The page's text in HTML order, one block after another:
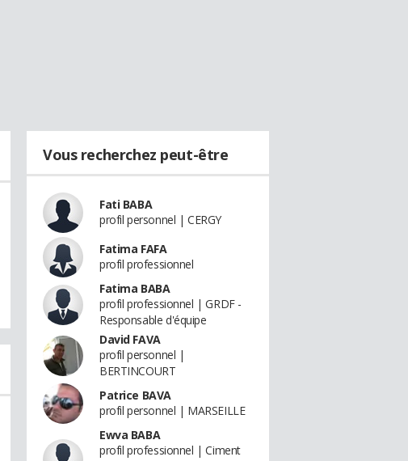
Vous recherchez peut-être
Fati BABA
profil personnel | CERGY
Fatima FAFA
profil professionnel
Fatima BABA
profil professionnel | GRDF -
Responsable d'équipe
David FAVA
profil personnel |
BERTINCOURT
Patrice BAVA
profil personnel | MARSEILLE
Ewva BABA
profil professionnel | Ciment